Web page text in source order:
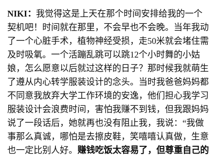
NIKI： 我觉得这是上天在那个时间安排给我的一个
契机吧！时间就在那里，不会早也不会晚。当年我动
了一个心脏手术，植物神经受损，走50米就会堵住需
及时吸氧。一个活蹦乱跳可以跳12个小时舞的小姑
娘，怎么愿意以后就过这样的日子？那时候我就萌生
了遵从内心转学服装设计的念头。当时我爸爸妈妈都
不同意我放弃大学工作环境的安逸，他们担心我学习
服装设计会浪费时间，害怕我赚不到钱，但我跟妈妈
说了一段话后，她就再也没有阻止我，我说：“我做
事那么真诚，哪怕是去擦皮鞋，笑嘻嘻认真做，生意
也一定比别人好。 赚钱吃饭太容易了，但尊重自己的